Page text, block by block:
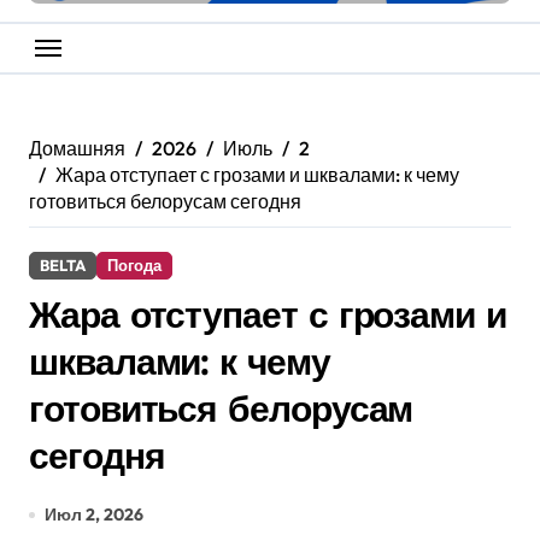
Домашняя 2026 Июль
2
Жара отступает с грозами и шквалами: к чему
готовиться белорусам сегодня
BELTA Погода
Жара отступает с грозами и
шквалами: к чему
готовиться белорусам
сегодня
Июл 2, 2026